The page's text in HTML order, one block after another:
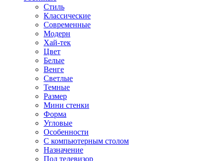
Стиль
Классические
Современные
Модерн
Хай-тек
Цвет
Белые
Венге
Светлые
Темные
Размер
Мини стенки
Форма
Угловые
Особенности
С компьютерным столом
Назначение
Под телевизор